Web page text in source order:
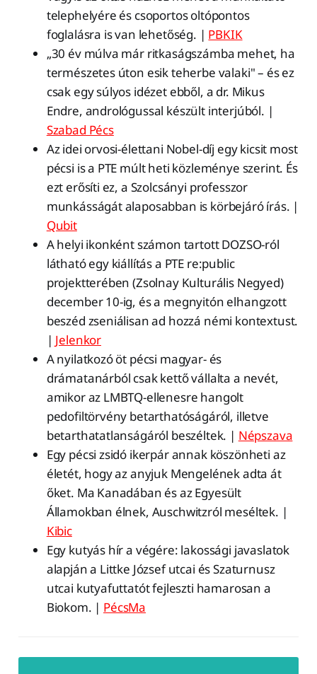
telephelyére és csoportos oltópontos
foglalásra is van lehetőség. | PBKIK
„30 év múlva már ritkaságszámba mehet, ha
természetes úton esik teherbe valaki" – és ez
csak egy súlyos idézet ebből, a dr. Mikus
Endre, andrológussal készült interjúból. |
Szabad Pécs
Az idei orvosi-élettani Nobel-díj egy kicsit most
pécsi is a PTE múlt heti közleménye szerint. És
ezt erősíti ez, a Szolcsányi professzor
munkásságát alaposabban is körbejáró írás. |
Qubit
A helyi ikonként számon tartott DOZSO-ról
látható egy kiállítás a PTE re:public
projektterében (Zsolnay Kulturális Negyed)
december 10-ig, és a megnyitón elhangzott
beszéd zseniálisan ad hozzá némi kontextust.
| Jelenkor
A nyilatkozó öt pécsi magyar- és
drámatanárból csak kettő vállalta a nevét,
amikor az LMBTQ-ellenesre hangolt
pedofiltörvény betarthatóságáról, illetve
betarthatatlanságáról beszéltek. | Népszava
Egy pécsi zsidó ikerpár annak köszönheti az
életét, hogy az anyjuk Mengelének adta át
őket. Ma Kanadában és az Egyesült
Államokban élnek, Auschwitzról meséltek. |
Kibic
Egy kutyás hír a végére: lakossági javaslatok
alapján a Littke József utcai és Szaturnusz
utcai kutyafuttatót fejleszti hamarosan a
Biokom. | PécsMa